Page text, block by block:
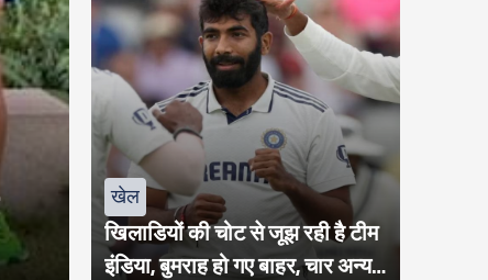
खेल
खिलाडियों की चोट से जूझ रही है टीम
इंडिया, बुमराह हो गए बाहर, चार अन्य